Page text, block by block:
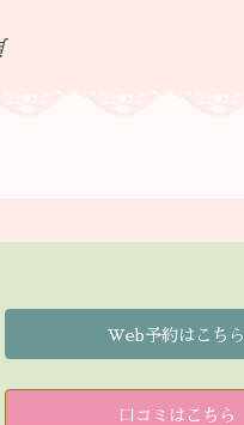
Web予約はこちら
口コミはこちら